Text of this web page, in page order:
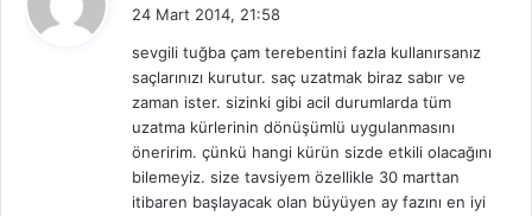
i
k
i
24 Mart 2014, 21:58
sevgili tuğba çam terebentini fazla kullanırsanız
saçlarınızı kurutur. saç uzatmak biraz sabır ve
zaman ister. sizinki gibi acil durumlarda tüm
uzatma kürlerinin dönüşümlü uygulanmasını
öneririm. çünkü hangi kürün sizde etkili olacağını
bilemeyiz. size tavsiyem özellikle 30 marttan
itibaren başlayacak olan büyüyen ay fazını en iyi